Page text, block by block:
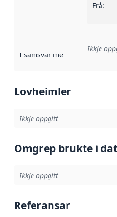
Frå:
I samsvar med Referanse
Ikkje
Lovheimler
Ikkje oppgitt
Omgrep brukte i
Ikkje oppgitt
Referansar